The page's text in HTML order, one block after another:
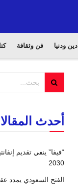
دين ودنيا فن وثقافة
أحدث
“فيفا” ينفي تقديم
2030
الفتح السعودي يمدد